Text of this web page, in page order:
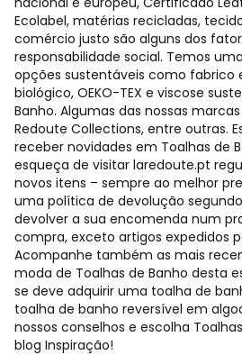
Ecolabel, matérias recicladas,
comércio justo são alguns dos
responsabilidade social. Temos
opções sustentáveis como fabrico
biológico, OEKO-TEX e viscose
Banho. Algumas das nossas
Redoute Collections, entre outras.
receber novidades em Toalhas de
esqueça de visitar laredoute.pt
novos itens – sempre ao melhor
uma política de devolução
devolver a sua encomenda num
compra, exceto artigos expedidos
Acompanhe também as mais
moda de Toalhas de Banho desta
se deve adquirir uma toalha de
toalha de banho reversível em
nossos conselhos e escolha
blog Inspiração!